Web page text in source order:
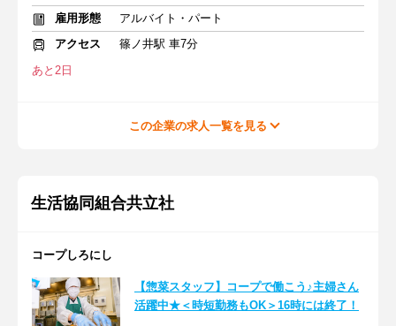
雇用形態
アルバイト・パート
アクセス
篠ノ井駅 車7分
あと2日
この企業の求人一覧を見る
生活協同組合共立社
コープしろにし
【惣菜スタッフ】コープで働こう♪主婦さん
活躍中★＜時短勤務もOK＞16時には終了！